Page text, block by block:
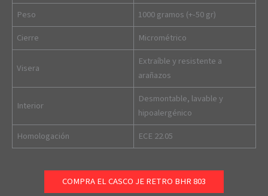
Peso
1000 gramos (+-50 gr)
Cierre
Micrométrico
Visera
Extraíble y resistente a
arañazos
Interior
Desmontable, lavable y
hipoalergénico
Homologación
ECE 22.05
COMPRA EL CASCO JE RETRO BHR 803